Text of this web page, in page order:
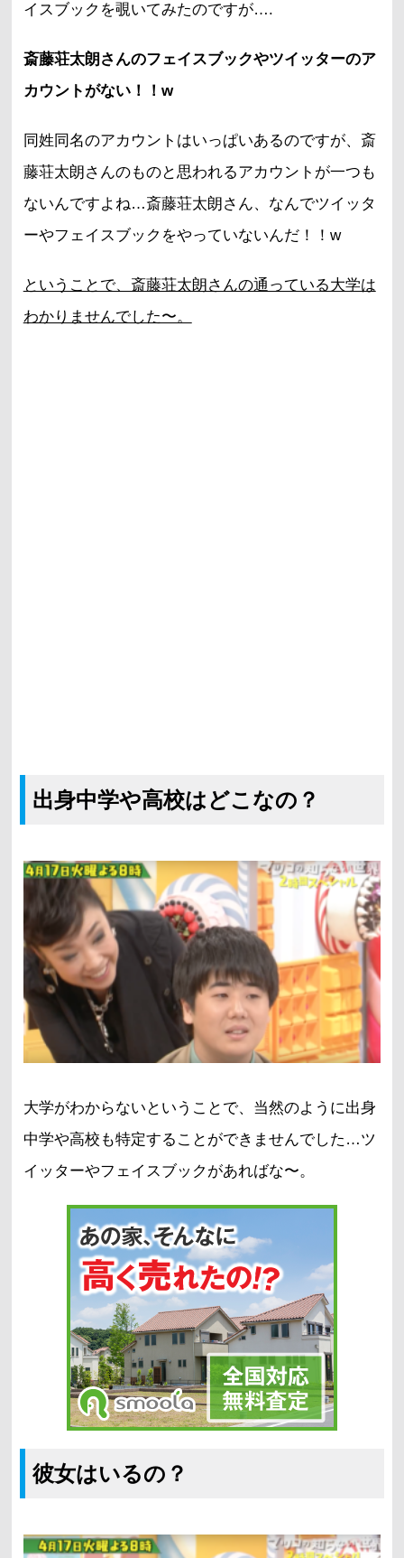
イスブックを覗いてみたのですが….
斎藤荘太朗さんのフェイスブックやツイッターのア
カウントがない！！w
同姓同名のアカウントはいっぱいあるのですが、斎
藤荘太朗さんのものと思われるアカウントが一つも
ないんですよね…斎藤荘太朗さん、なんでツイッタ
ーやフェイスブックをやっていないんだ！！w
ということで、斎藤荘太朗さんの通っている大学は
わかりませんでした〜。
出身中学や高校はどこなの？
大学がわからないということで、当然のように出身
中学や高校も特定することができませんでした…ツ
イッターやフェイスブックがあればな〜。
彼女はいるの？